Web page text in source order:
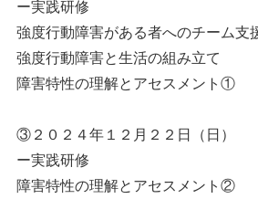
ー実践研修
強度行動障害がある者へのチーム支
強度行動障害と生活の組み立て
障害特性の理解とアセスメント①
③２０２４年１２月２２日（日）
ー実践研修
障害特性の理解とアセスメント②